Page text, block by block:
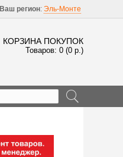
Ваш регион: Эль-Монте
КОРЗИНА ПОКУПОК
Товаров: 0 (0 р.)